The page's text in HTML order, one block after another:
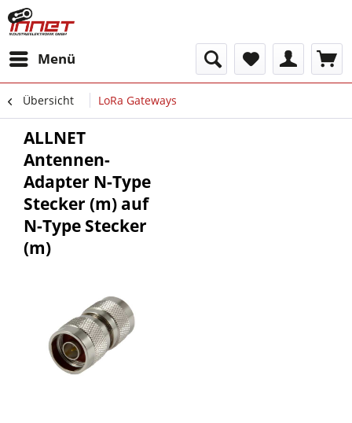
Menü
Übersicht LoRa Gateways
ALLNET
Antennen-
Adapter N-Type
Stecker (m) auf
N-Type Stecker
(m)